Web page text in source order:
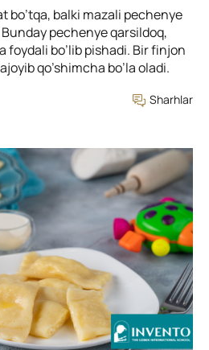
bo’tqa, balki mazali pechenye
pechenye qarsildoq,
foydali bo’lib pishadi. Bir finjon
qo’shimcha bo’la oladi.
Sharhlar